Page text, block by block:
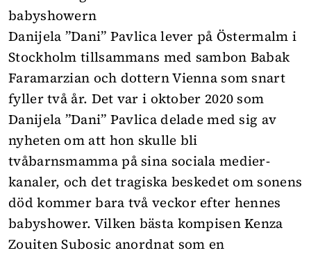
babyshowern
Danijela ”Dani” Pavlica lever på Östermalm i
Stockholm tillsammans med sambon Babak
Faramarzian och dottern Vienna som snart
fyller två år. Det var i oktober 2020 som
Danijela ”Dani” Pavlica delade med sig av
nyheten om att hon skulle bli
tvåbarnsmamma på sina sociala medier-
kanaler, och det tragiska beskedet om sonens
död kommer bara två veckor efter hennes
babyshower. Vilken bästa kompisen Kenza
Zouiten Subosic anordnat som en